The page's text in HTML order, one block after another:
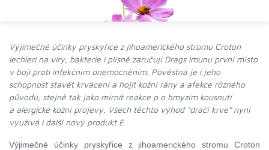
Výjimečné účinky pryskyřice z jihoamerického stromu Croton
lechleri na viry, bakterie i plísně zaručují Drags Imunu první místo
v boji proti infekčním onemocněním. Pověstná je i jeho
schopnost stavět krvácení a hojit kožní rány a afekce různého
původu, stejně tak jako mírnit reakce p o hmyzím kousnutí
a alergické kožní projevy. Všech těchto výhod “dračí krve” nyní
využívá i další nový produkt E
Výjimečné účinky pryskyřice z jihoamerického stromu Croton